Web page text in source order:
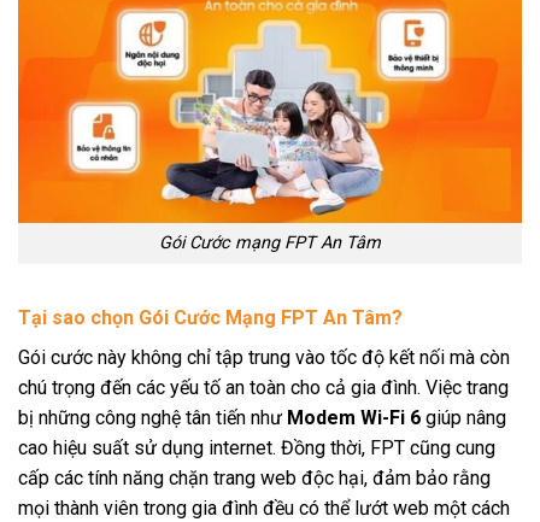
Gói Cước mạng FPT An Tâm
Tại sao chọn Gói Cước Mạng FPT An Tâm?
Gói cước này không chỉ tập trung vào tốc độ kết nối mà còn
chú trọng đến các yếu tố an toàn cho cả gia đình. Việc trang
bị những công nghệ tân tiến như Modem Wi-Fi 6 giúp nâng
cao hiệu suất sử dụng internet. Đồng thời, FPT cũng cung
cấp các tính năng chặn trang web độc hại, đảm bảo rằng
mọi thành viên trong gia đình đều có thể lướt web một cách